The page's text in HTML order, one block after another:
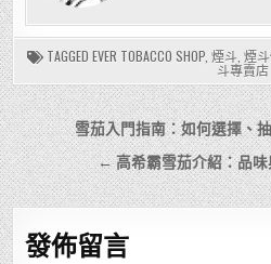
TAGGED EVER TOBACCO SHOP 煙斗 煙
斗專賣店
文
章
導
覽
雪茄入門指南：如何選擇、
← 高希霸雪茄介紹：品味
發佈留言